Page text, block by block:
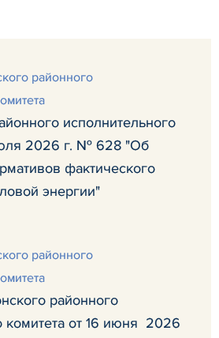
районного
исполнительного
2026 г. № 628 "Об
фактического
энергии"
районного
районного
комитета от 16 июня 2026